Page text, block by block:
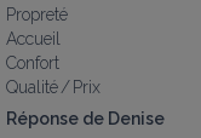
Propreté
Accueil
Confort
Qualité / Prix
Réponse de Denise